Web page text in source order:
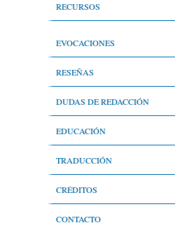
Aspectos generales
RECURSOS
EVOCACIONES
Evocaciones
Sala de prensa
Periodistas por el buen uso del idioma
RESEÑAS
Deporte en general
Literatura
Literatura infantil y juvenil
Lenguaje técnico del deporte
Lenguaje periodístico y comunicación
DUDAS DE REDACCIÓN
Historia
Nivel léxico
EDUCACIÓN
TRADUCCIÓN
CRÉDITOS
Autores
CONTACTO